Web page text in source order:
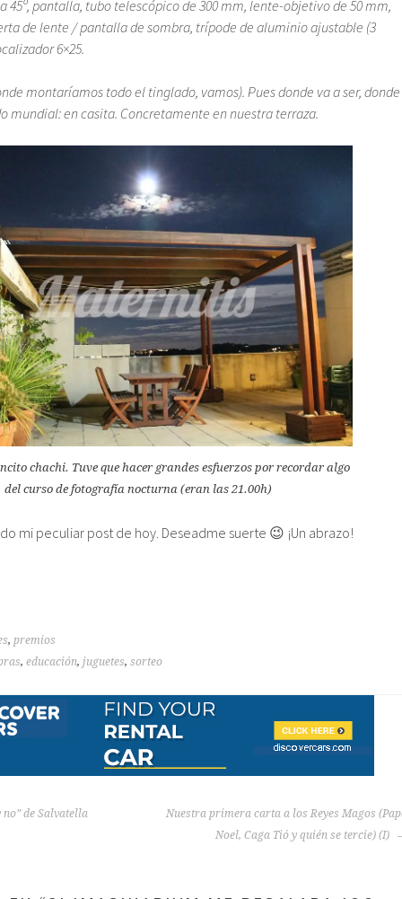
45º, pantalla, tubo telescópico de 300 mm, lente-objetivo de 50 mm,
de lente / pantalla de sombra, trípode de aluminio ajustable (3
6×25.
montaríamos todo el tinglado, vamos). Pues donde va a ser, donde
mundial: en casita. Concretamente en nuestra terraza.
chachi. Tuve que hacer grandes esfuerzos por recordar algo
del curso de fotografía nocturna (eran las 21.00h)
mi peculiar post de hoy. Deseadme suerte 😉 ¡Un abrazo!
, premios
, educación, juguetes, sorteo
de Salvatella
Nuestra primera carta a los Reyes Magos
Noel, Caga Tió y quién se tercie) (I)